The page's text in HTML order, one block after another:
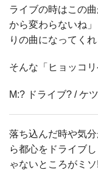
ライブの時はこの
から変わらないね
りの曲になってくれ
そんな「ヒョッコ
M:? ドライブ? / ケ
落ち込んだ時や気
ら都心をドライブ
ゃないところがミ